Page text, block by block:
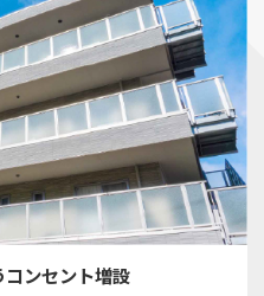
ンセント増設